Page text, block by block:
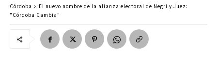
Córdoba
El nuevo nombre de la alianza electoral de Negri y Juez:
"Córdoba Cambia"